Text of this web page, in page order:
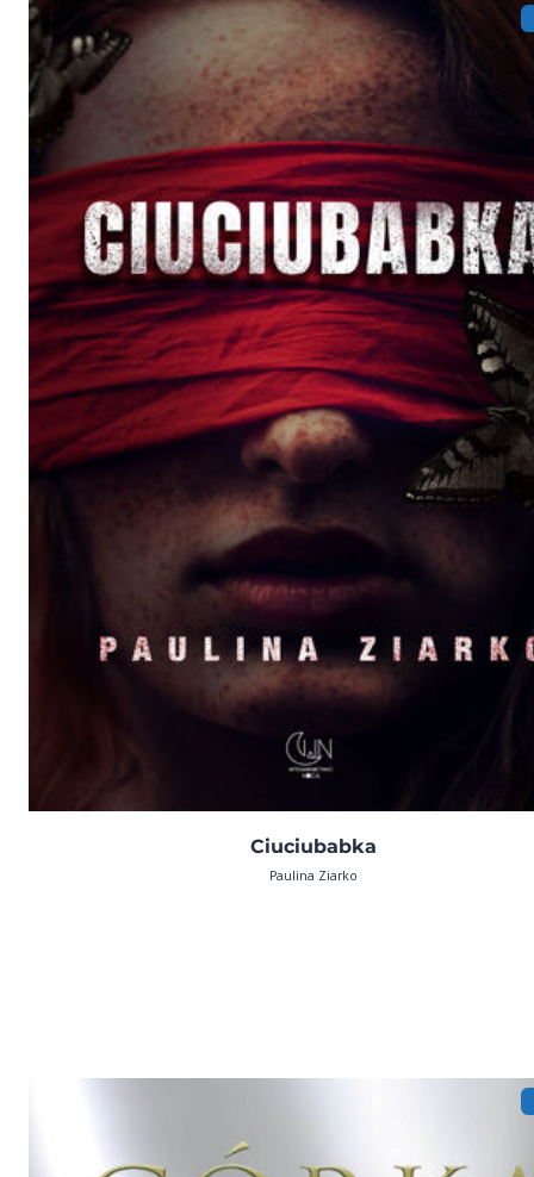
Ciuciubabka
Paulina Ziarko